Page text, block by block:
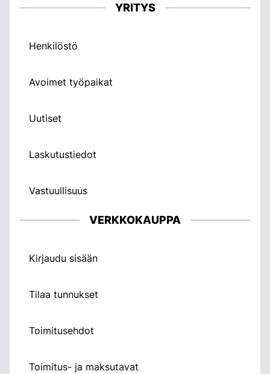
YRITYS
Henkilöstö
Avoimet työpaikat
Uutiset
Laskutustiedot
Vastuullisuus
VERKKOKAUPPA
Kirjaudu sisään
Tilaa tunnukset
Toimitusehdot
Toimitus- ja maksutavat